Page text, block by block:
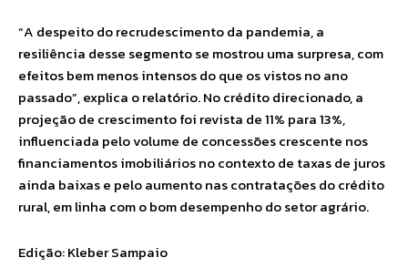
“A despeito do recrudescimento da pandemia, a
resiliência desse segmento se mostrou uma surpresa, com
efeitos bem menos intensos do que os vistos no ano
passado”, explica o relatório. No crédito direcionado, a
projeção de crescimento foi revista de 11% para 13%,
influenciada pelo volume de concessões crescente nos
financiamentos imobiliários no contexto de taxas de juros
ainda baixas e pelo aumento nas contratações do crédito
rural, em linha com o bom desempenho do setor agrário.
Edição: Kleber Sampaio